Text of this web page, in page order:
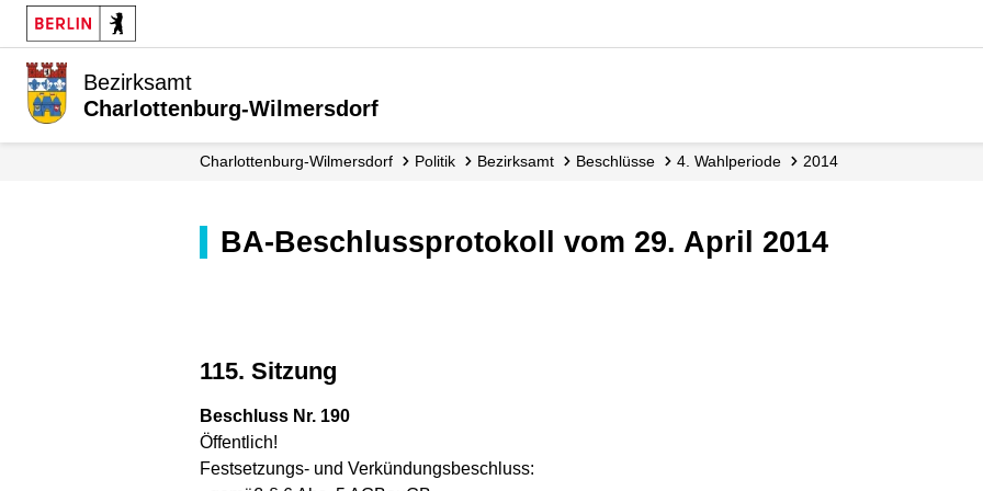
Bezirksamt
Charlottenburg-Wilmersdorf
Charlottenburg-Wilmersdorf Politik Bezirksamt Beschlüsse 4. Wahlperiode 2014
BA-Beschlussprotokoll vom 29. April 2014
115. Sitzung
Beschluss Nr. 190
Öffentlich!
Festsetzungs- und Verkündungsbeschluss: